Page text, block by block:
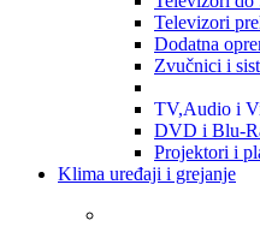
Televizori
Dodatna
Zvučnici i
TV,Audio i
DVD i Blu-
Projektori i
Klima uređaji i grejanje